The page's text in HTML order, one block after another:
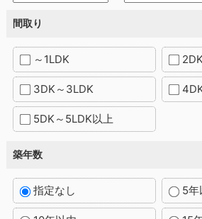
間取り
～1LDK
3DK～3LDK
5DK～5LDK以上
築年数
指定なし 5年